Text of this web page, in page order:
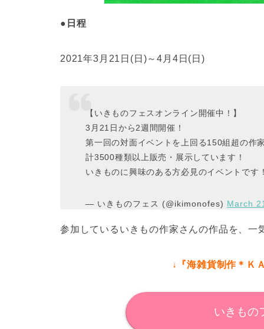
●日程
2021年3月21日(日)～4月4日(日)
【いきものフェスオンライン開催中！】
3月21日から2週間開催！
第一回の対面イベントを上回る150組超の作
計3500種類以上販売・展示しています！
いきものに興味のある方必見のイベントです
— いきものフェス (@ikimonofes) March
参加しているいきもの作家さんの作品を、
↓『海雑貨制作＊Ｋ
いきもの